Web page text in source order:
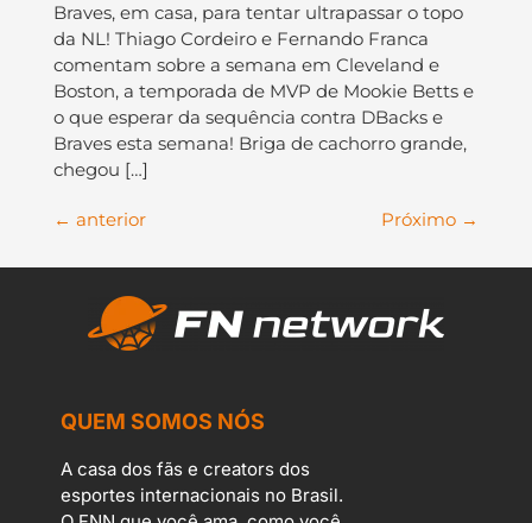
Braves, em casa, para tentar ultrapassar o topo
da NL! Thiago Cordeiro e Fernando Franca
comentam sobre a semana em Cleveland e
Boston, a temporada de MVP de Mookie Betts e
o que esperar da sequência contra DBacks e
Braves esta semana! Briga de cachorro grande,
chegou […]
← anterior Próximo →
QUEM SOMOS NÓS
A casa dos fãs e creators dos
esportes internacionais no Brasil.